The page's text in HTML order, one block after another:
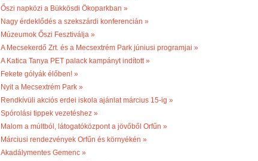
Őszi napközi a Bükkösdi Ökoparkban »
Nagy érdeklődés a szekszárdi konferencián »
Múzeumok Őszi Fesztiválja »
A Mecsekerdő Zrt. és a Mecsextrém Park júniusi programjai »
A Katica Tanya PET palack kampányt indított »
Fekete gólyák élőben! »
Nyit a Mecsextrém Park »
Rendkívüli akciós erdei iskola ajánlat március 15-ig »
Spórolási tippek vezetéshez »
Malom a múltból, látogatóközpont a jövőből Orfűn »
Márciusi rendezvények Orfűn és környékén »
Akadálymentes Gemenc »